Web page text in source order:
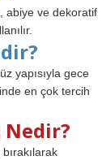
abiye ve dekoratif
yapısıyla gece
en çok tercih
Nedir?